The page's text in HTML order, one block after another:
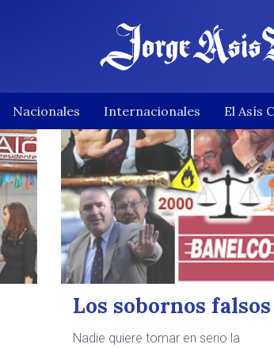
Nacionales Internacionales El Asís
Los sobornos falsos
Nadie quiere tomar en serio la